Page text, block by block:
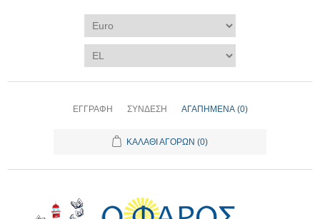
ΕΓΓΡΑΦΉ ΣΎΝΔΕΣΗ ΑΓΑΠΗΜΈΝΑ (0)
ΚΑΛΆΘΙ ΑΓΟΡΏΝ (0)